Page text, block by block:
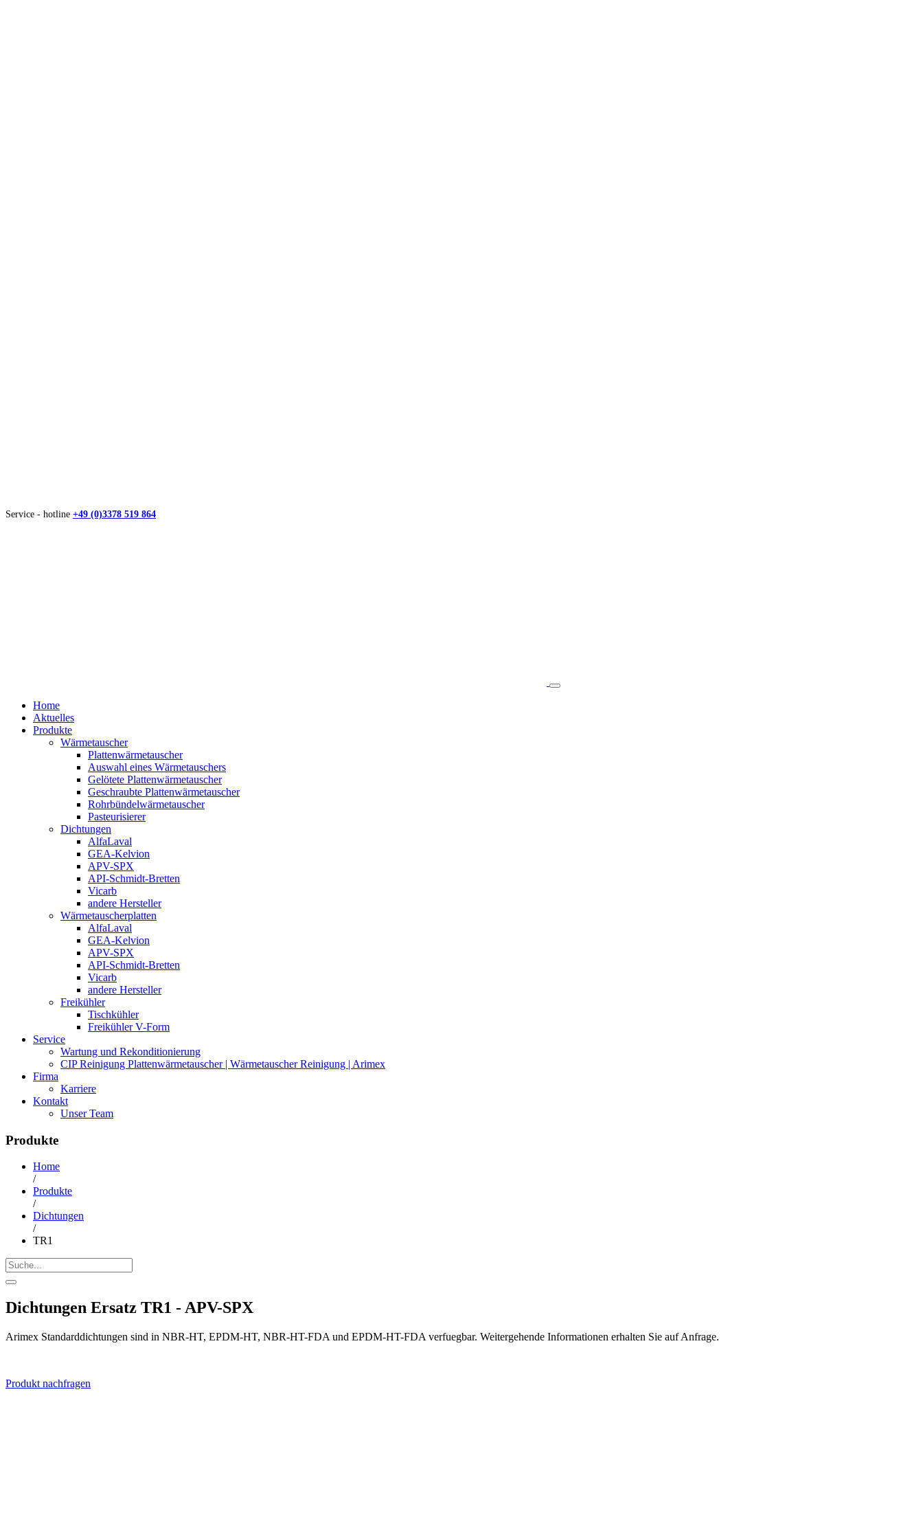
Service - hotline +49 (0)3378 519 864
Home
Aktuelles
Produkte
Wärmetauscher
Plattenwärmetauscher
Auswahl eines Wärmetauschers
Gelötete Plattenwärmetauscher
Geschraubte Plattenwärmetauscher
Rohrbündelwärmetauscher
Pasteurisierer
Dichtungen
AlfaLaval
GEA-Kelvion
APV-SPX
API-Schmidt-Bretten
Vicarb
andere Hersteller
Wärmetauscherplatten
AlfaLaval
GEA-Kelvion
APV-SPX
API-Schmidt-Bretten
Vicarb
andere Hersteller
Freikühler
Tischkühler
Freikühler V-Form
Service
Wartung und Rekonditionierung
CIP Reinigung Plattenwärmetauscher | Wärmetauscher Reinigung | Arimex
Firma
Karriere
Kontakt
Unser Team
Produkte
Home
/
Produkte
/
Dichtungen
/
TR1
Dichtungen Ersatz TR1 - APV-SPX
Arimex Standarddichtungen sind in NBR-HT, EPDM-HT, NBR-HT-FDA und EPDM-HT-FDA verfuegbar. Weitergehende Informationen erhalten Sie auf Anfrage.
Produkt nachfragen